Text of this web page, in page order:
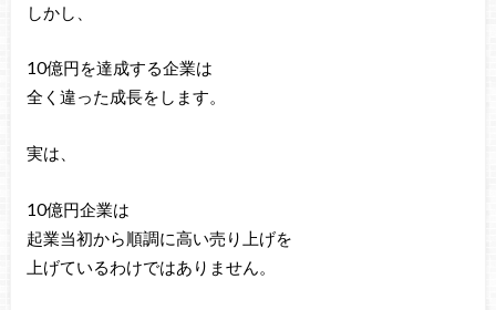
しかし、
10億円を達成する企業は
全く違った成長をします。
実は、
10億円企業は
起業当初から順調に高い売り上げを
上げているわけではありません。